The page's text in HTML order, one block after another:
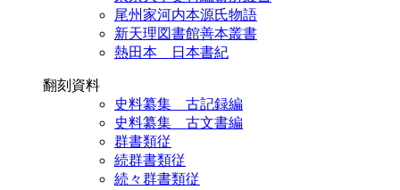
尾州家河内本源氏物語
新天理図書館善本叢書
熱田本 日本書紀
翻刻資料
史料纂集 古記録編
史料纂集 古文書編
群書類従
続群書類従
続々群書類従